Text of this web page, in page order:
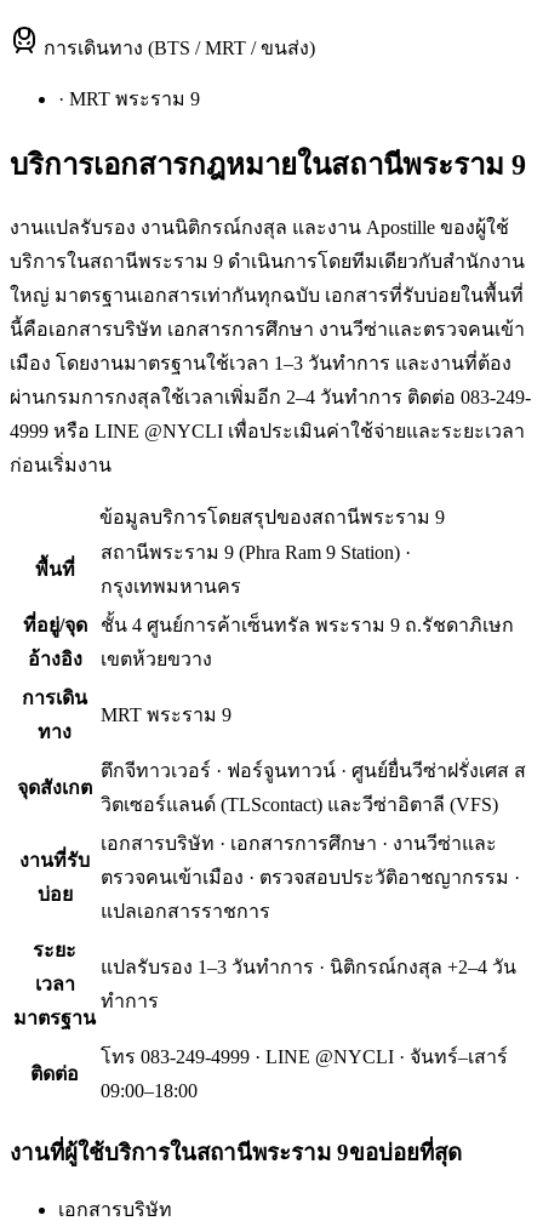
การเดินทาง (BTS / MRT / ขนส่ง)
· MRT พระราม 9
บริการเอกสารกฎหมายในสถานีพระราม 9
งานแปลรับรอง งานนิติกรณ์กงสุล และงาน Apostille ของผู้ใช้
บริการในสถานีพระราม 9 ดำเนินการโดยทีมเดียวกับสำนักงาน
ใหญ่ มาตรฐานเอกสารเท่ากันทุกฉบับ เอกสารที่รับบ่อยในพื้นที่
นี้คือเอกสารบริษัท เอกสารการศึกษา งานวีซ่าและตรวจคนเข้า
เมือง โดยงานมาตรฐานใช้เวลา 1–3 วันทำการ และงานที่ต้อง
ผ่านกรมการกงสุลใช้เวลาเพิ่มอีก 2–4 วันทำการ ติดต่อ 083-249-
4999 หรือ LINE @NYCLI เพื่อประเมินค่าใช้จ่ายและระยะเวลา
ก่อนเริ่มงาน
ข้อมูลบริการโดยสรุปของสถานีพระราม 9
พื้นที่
สถานีพระราม 9 (Phra Ram 9 Station) ·
กรุงเทพมหานคร
ที่อยู่/จุด
อ้างอิง
ชั้น 4 ศูนย์การค้าเซ็นทรัล พระราม 9 ถ.รัชดาภิเษก
เขตห้วยขวาง
การเดิน
ทาง
MRT พระราม 9
จุดสังเกต
ตึกจีทาวเวอร์ · ฟอร์จูนทาวน์ · ศูนย์ยื่นวีซ่าฝรั่งเศส ส
วิตเซอร์แลนด์ (TLScontact) และวีซ่าอิตาลี (VFS)
งานที่รับ
บ่อย
เอกสารบริษัท · เอกสารการศึกษา · งานวีซ่าและ
ตรวจคนเข้าเมือง · ตรวจสอบประวัติอาชญากรรม ·
แปลเอกสารราชการ
ระยะ
เวลา
มาตรฐาน
แปลรับรอง 1–3 วันทำการ · นิติกรณ์กงสุล +2–4 วัน
ทำการ
ติดต่อ
โทร 083-249-4999 · LINE @NYCLI · จันทร์–เสาร์
09:00–18:00
งานที่ผู้ใช้บริการในสถานีพระราม 9ขอบ่อยที่สุด
เอกสารบริษัท